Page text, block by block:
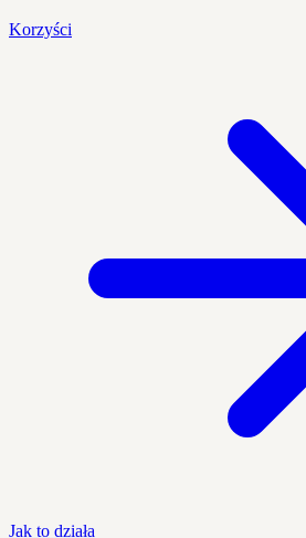
Korzyści
Jak to działa